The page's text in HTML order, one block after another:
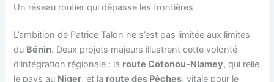
Un réseau routier qui dépasse les frontières
L’ambition de Patrice Talon ne s’est pas limitée aux limites
du Bénin. Deux projets majeurs illustrent cette volonté
d’intégration régionale : la route Cotonou-Niamey, qui relie
le pays au Niger, et la route des Pêches, vitale pour le